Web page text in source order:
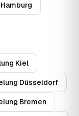
Kiel
Düsseldorf
Bremen